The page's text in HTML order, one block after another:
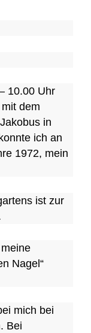
10.00 Uhr
dem
in
ich an
1972, mein
ist zur
Nagel“
mich bei
Bei